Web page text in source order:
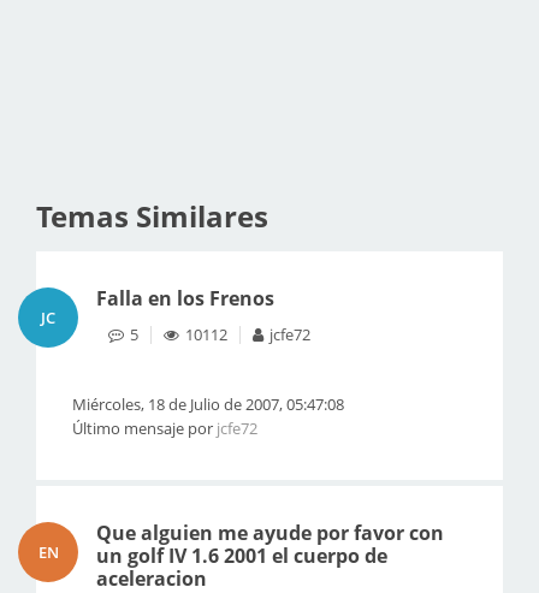
Temas Similares
JC
Falla en los Frenos
5 10112 jcfe72
Miércoles, 18 de Julio de 2007, 05:47:08
Último mensaje por jcfe72
EN
Que alguien me ayude por favor con
un golf IV 1.6 2001 el cuerpo de
aceleracion